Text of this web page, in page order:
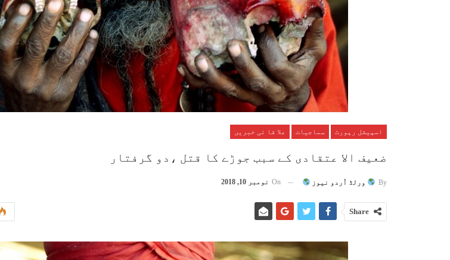
اسپیشل رپورٹ سماجیات علا قا ئی خبریں
ضعیف الا عتقادی کے سبب جوڑے کا قتل ،دو گرفتار
By ورلڈ اُردو نیوز On نومبر 10, 2018
Share